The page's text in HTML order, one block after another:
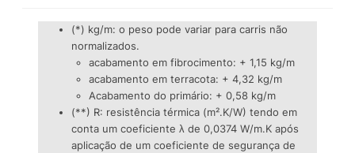
(*) kg/m: o peso pode variar para carris não
normalizados.
acabamento em fibrocimento: + 1,15 kg/m
acabamento em terracota: + 4,32 kg/m
Acabamento do primário: + 0,58 kg/m
(**) R: resistência térmica (m².K/W) tendo em
conta um coeficiente λ de 0,0374 W/m.K após
aplicação de um coeficiente de segurança de